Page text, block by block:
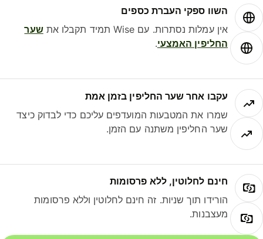
השוו ספקי העברת כספים
אין עמלות נסתרות. עם Wise תמיד תקבלו את
שער
החליפין האמצעי.
עקבו אחר שער החליפין בזמן אמת
שמרו את המטבעות המועדפים עליכם כדי לבדוק כיצד
שער החליפין משתנה עם הזמן.
חינם לחלוטין, ללא פרסומות
הורידו תוך שניות. זה חינם לחלוטין וללא פרסומות
מעצבנות.